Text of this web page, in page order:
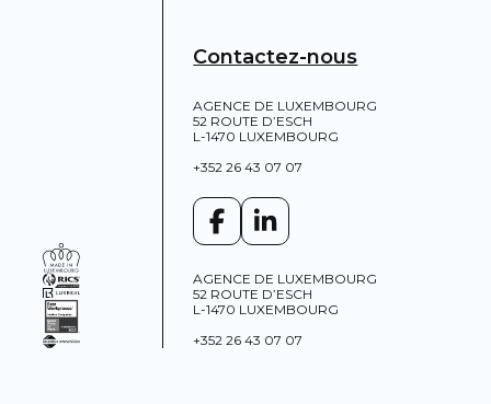
Contactez-nous
AGENCE DE LUXEMBOURG
52 ROUTE D’ESCH
L-1470 LUXEMBOURG
+352 26 43 07 07
AGENCE DE LUXEMBOURG
52 ROUTE D’ESCH
L-1470 LUXEMBOURG
+352 26 43 07 07